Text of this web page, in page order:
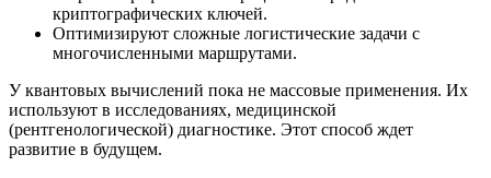
криптографических ключей.
Оптимизируют сложные логистические задачи с
многочисленными маршрутами.
У квантовых вычислений пока не массовые применения. Их
используют в исследованиях, медицинской
(рентгенологической) диагностике. Этот способ ждет
развитие в будущем.